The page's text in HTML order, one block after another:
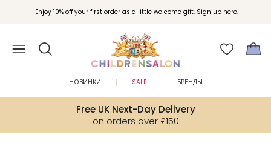
Enjoy 10% off your first order as a little welcome gift. Sign up here.
Вступайте в клуб Бонусы Childrensalon для эксклюзивных привилегий при
покупках.
Free UK Next-Day Delivery
on orders over £150
НОВИНКИ SALE БРЕНДЫ